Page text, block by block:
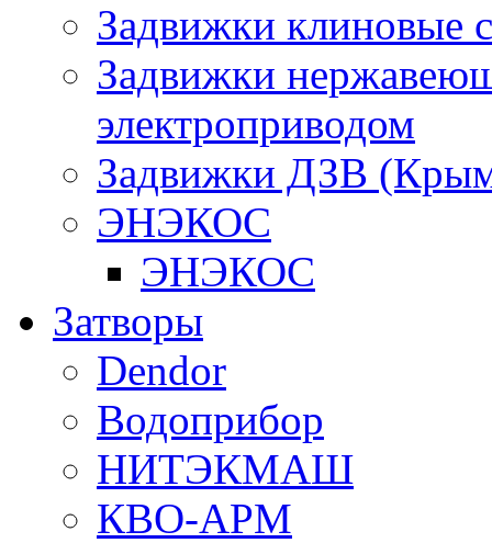
Задвижки клиновые
Задвижки
электроприводом
Задвижки ДЗВ
ЭНЭКОС
ЭНЭКОС
Затворы
Dendor
Водоприбор
НИТЭКМАШ
КВО-АРМ